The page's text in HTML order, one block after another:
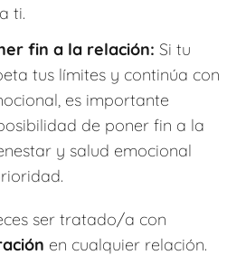
ti.
fin a la relación: Si tu
tus límites y continúa con
es importante
de poner fin a la
y salud emocional
ser tratado/a con
en cualquier relación.